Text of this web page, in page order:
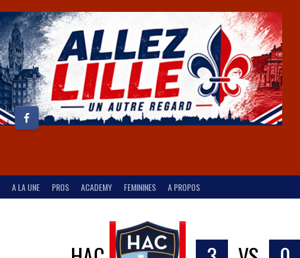
A LA UNE PROS ACADEMY FEMININES A PROPOS